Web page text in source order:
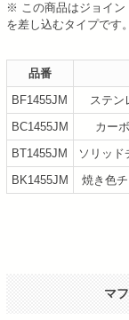
※ この商品はジョイン
を差し込むタイプです。
品番
BF1455JM
ステン
BC1455JM
カー
BT1455JM
ソリッド
BK1455JM
焼き色
マ